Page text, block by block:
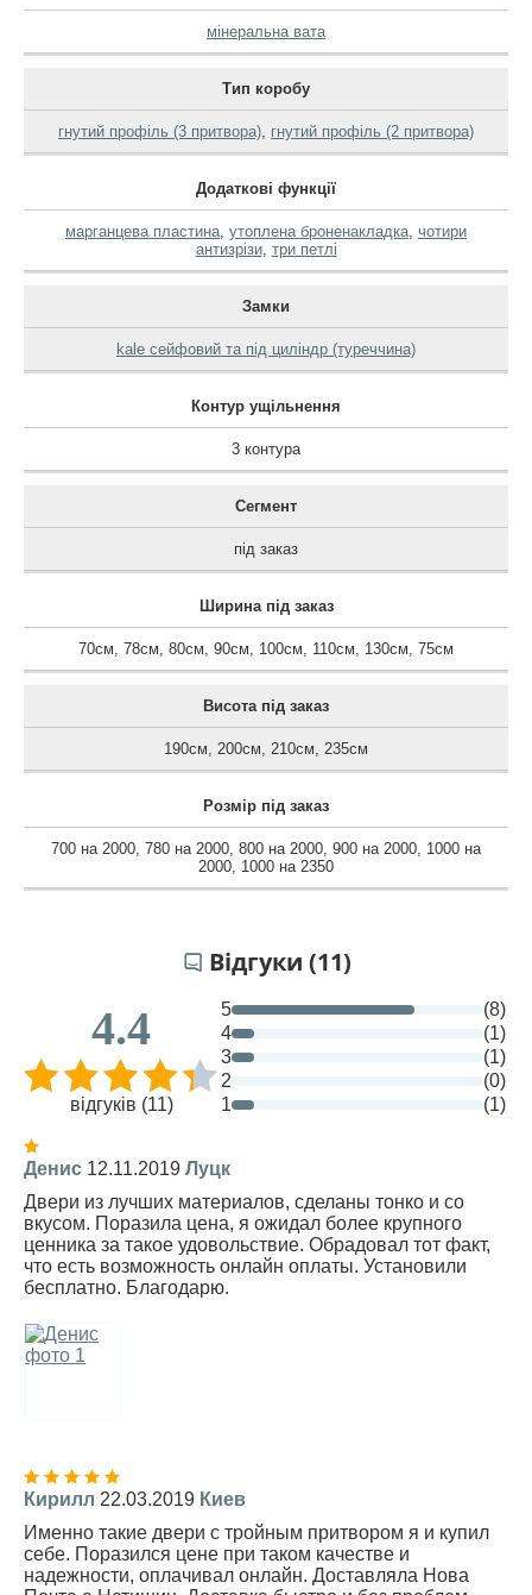
мінеральна вата
Тип коробу
гнутий профіль (3 притвора), гнутий профіль (2 притвора)
Додаткові функції
марганцева пластина, утоплена броненакладка, чотири
антизрізи, три петлі
Замки
kale сейфовий та під циліндр (туреччина)
Контур ущільнення
3 контура
Сегмент
під заказ
Ширина під заказ
70см, 78см, 80см, 90см, 100см, 110см, 130см, 75см
Висота під заказ
190см, 200см, 210см, 235см
Розмір під заказ
700 на 2000, 780 на 2000, 800 на 2000, 900 на 2000, 1000 на
2000, 1000 на 2350
Відгуки (11)
4.4
відгуків (11)
5
(8)
4
(1)
3
(1)
2
(0)
1
(1)
Денис 12.11.2019 Луцк
Двери из лучших материалов, сделаны тонко и со
вкусом. Поразила цена, я ожидал более крупного
ценника за такое удовольствие. Обрадовал тот факт,
что есть возможность онлайн оплаты. Установили
бесплатно. Благодарю.
Кирилл 22.03.2019 Киев
Именно такие двери с тройным притвором я и купил
себе. Поразился цене при таком качестве и
надежности, оплачивал онлайн. Доставляла Нова